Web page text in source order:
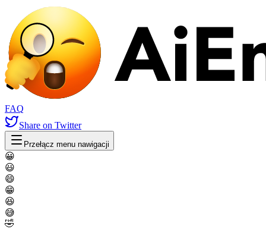
FAQ
Share on Twitter
Przełącz menu nawigacji
😀
😃
😄
😁
😆
😅
🤣